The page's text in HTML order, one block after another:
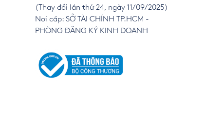
(Thay đổi lần thứ 24, ngày 11/09/2025)
Nơi cấp: SỞ TÀI CHÍNH TP.HCM -
PHÒNG ĐĂNG KÝ KINH DOANH